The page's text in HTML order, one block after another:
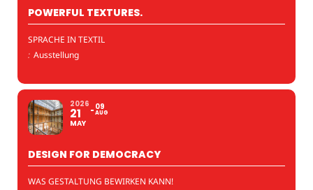
POWERFUL TEXTURES.
SPRACHE IN TEXTIL
: Ausstellung
2026
21
MAY
09
AUG
DESIGN FOR DEMOCRACY
WAS GESTALTUNG BEWIRKEN KANN!